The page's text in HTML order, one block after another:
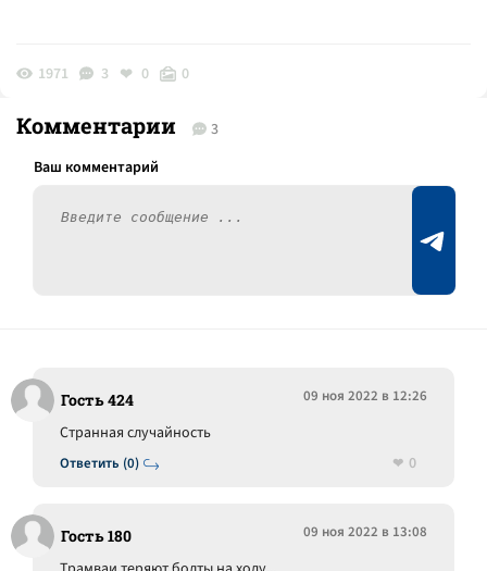
1971 3 0 0
Комментарии 3
Гость 424 09 ноя 2022 в 12:26
Ответить (0)
Странная случайность
0
Гость 180 09 ноя 2022 в 13:08